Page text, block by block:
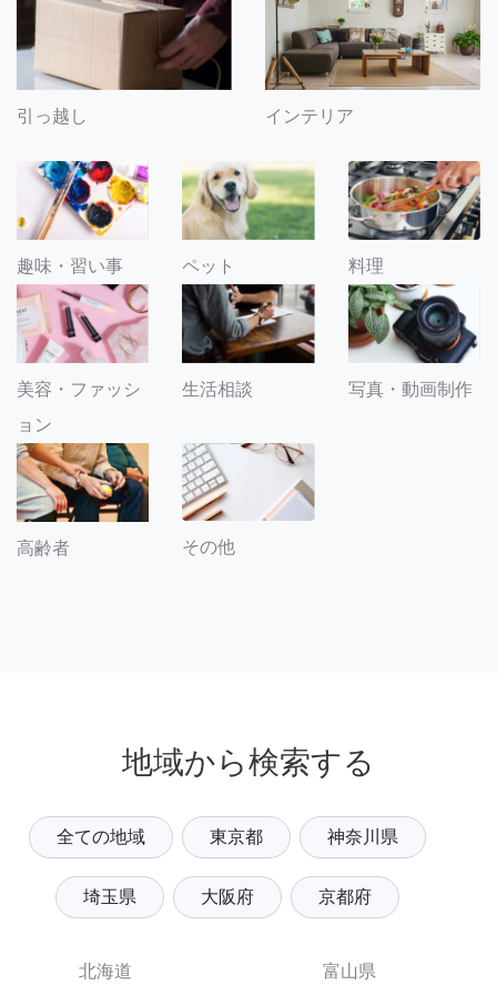
引っ越し インテリア
趣味・習い事 ペット 料理
美容・ファッシ
ョン
生活相談 写真・動画制作
高齢者 その他
地域から検索する
全ての地域 東京都 神奈川県
埼玉県 大阪府 京都府
北海道
富山県